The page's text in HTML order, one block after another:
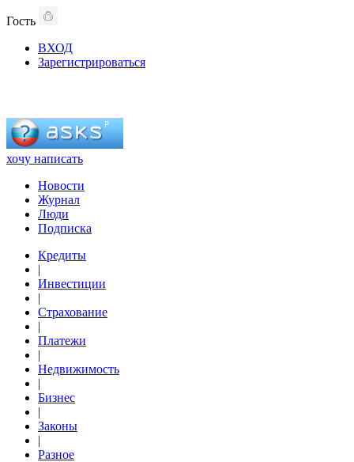
Гость
ВХОД
Зарегистрироваться
хочу написать
Новости
Журнал
Люди
Подписка
Кредиты
|
Инвестиции
|
Страхование
|
Платежи
|
Недвижимость
|
Бизнес
|
Законы
|
Разное